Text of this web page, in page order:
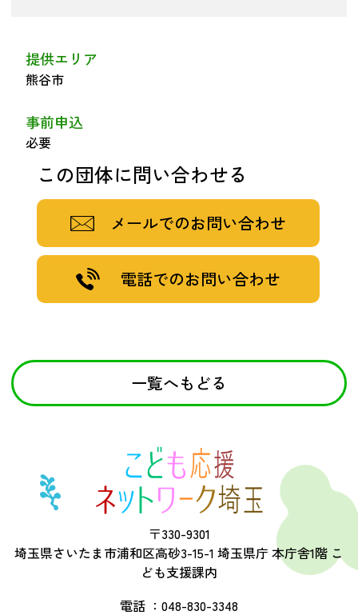
提供エリア
熊谷市
事前申込
必要
この団体に問い合わせる
メールでのお問い合わせ
電話でのお問い合わせ
一覧へもどる
〒330-9301
埼玉県さいたま市浦和区高砂3-15-1 埼玉県庁 本庁舎1階 こ
ども支援課内
電話 ： 048-830-3348